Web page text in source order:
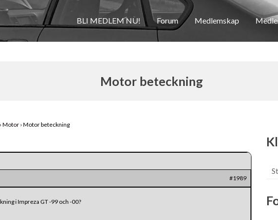
BLI MEDLEM NU! Forum Medlemskap
Motor beteckning
› Motor › Motor beteckning
#1989
i Impreza GT -99 och -00?